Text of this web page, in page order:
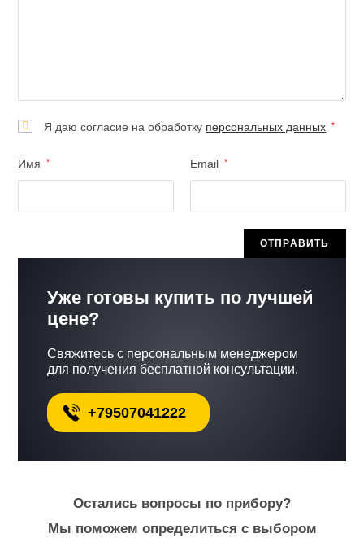
Я даю согласие на обработку персональных данных *
Имя * Email *
Уже готовы купить по лучшей
цене?
Свяжитесь с персональным менеджером
для получения бесплатной консультации.
+79507041222
Остались вопросы по прибору?
Мы поможем определиться с выбором